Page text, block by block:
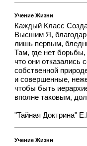
Учение Жизни
Каждый Класс
Высшим Я,
лишь первым,
Там, где нет
что они
собственной
и совершенные,
чтобы быть
вполне таковым,
"Тайная Доктрина"
Учение Жизни